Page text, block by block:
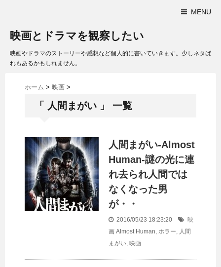
MENU
映画とドラマを観察したい
映画やドラマのストーリーや感想など個人的に書いていきます。少しネタば
れもあるかもしれません。
ホーム > 映画 >
「 人間まがい 」 一覧
人間まがい-Almost
Human-謎の光に連
れ去られ人間では
なくなった男
が・・
2016/05/23 18:23:20
映
画 Almost Human, ホラー, 人間
まがい, 映画